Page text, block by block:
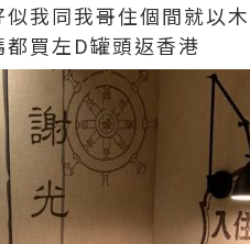
我同我哥住個間就以
買左D罐頭返香港